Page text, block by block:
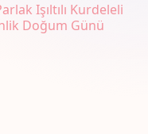
Işıltılı Kurdeleli
Doğum Günü